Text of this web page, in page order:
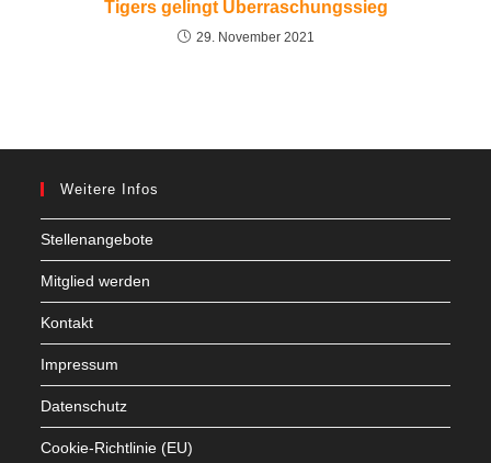
Tigers gelingt Überraschungssieg
29. November 2021
Weitere Infos
Stellenangebote
Mitglied werden
Kontakt
Impressum
Datenschutz
Cookie-Richtlinie (EU)